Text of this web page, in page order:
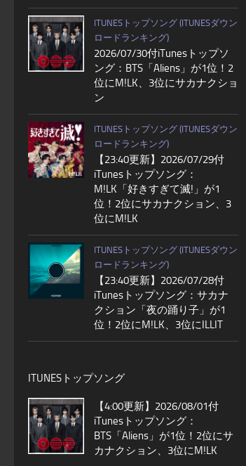
ITUNESトップソング (ITUNESダウン
ロードランキング)
2026/07/30付iTunesトップソ
ング：BTS「Aliens」が1位！2
位にM!LK、3位にサカナクショ
ン
ITUNESトップソング (ITUNESダウン
ロードランキング)
【23:40更新】2026/07/29付
iTunesトップソング：
M!LK「好きすぎて滅!」が1
位！2位にサカナクション、3
位にM!LK
ITUNESトップソング (ITUNESダウン
ロードランキング)
【23:40更新】2026/07/28付
iTunesトップソング：サカナ
クション「夜の踊り子」が1
位！2位にM!LK、3位にILLIT
ITUNESトップソング
【4:00更新】2026/08/01付
iTunesトップソング：
BTS「Aliens」が1位！2位にサ
カナクション、3位にM!LK